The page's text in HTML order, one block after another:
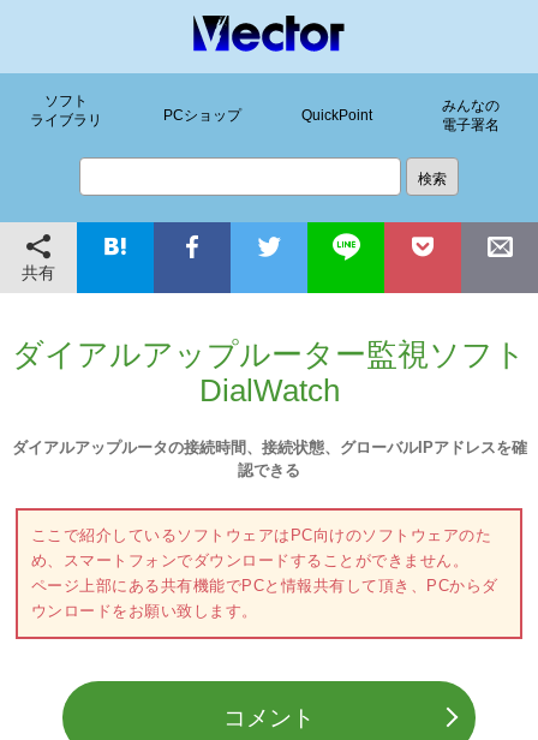
ソフト
ライブラリ
PCショップ QuickPoint
みんなの
電子署名
共有
ダイアルアップルーター監視ソフト
DialWatch
ダイアルアップルータの接続時間、接続状態、グローバルIPアドレスを確
認できる
ここで紹介しているソフトウェアはPC向けのソフトウェアのた
め、スマートフォンでダウンロードすることができません。
ページ上部にある共有機能でPCと情報共有して頂き、PCからダ
ウンロードをお願い致します。
コメント